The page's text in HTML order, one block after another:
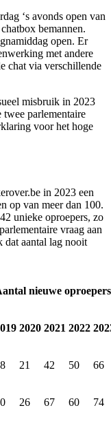
‘s avonds open van
bemannen.
open. Er
met andere
chat via verschillende
misbruik in 2023
twee parlementaire
voor het hoge
in 2023 een
op van meer dan 100.
unieke oproepers, zo
vraag aan
aantal lag nooit
nieuwe oproepers
2020 2021 2022
21 42 50 66
26 67 60 74